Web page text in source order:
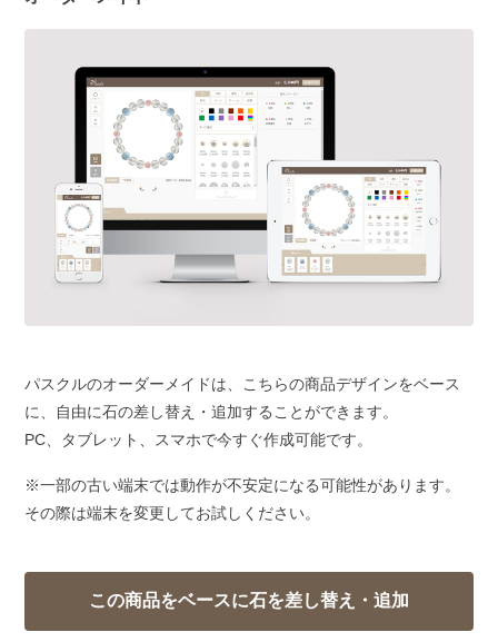
パスクルのオーダーメイドは、こちらの商品デザインをベース
に、自由に石の差し替え・追加することができます。
PC、タブレット、スマホで今すぐ作成可能です。
※一部の古い端末では動作が不安定になる可能性があります。
その際は端末を変更してお試しください。